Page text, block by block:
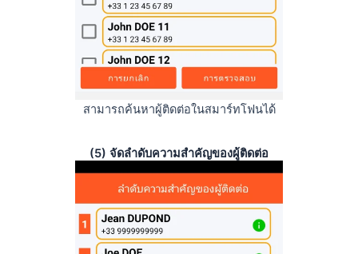
สามารถค้นหาผู้ติดต่อในสมาร์ทโฟนได้
(5) จัดลำดับความสำคัญของผู้ติดต่อ